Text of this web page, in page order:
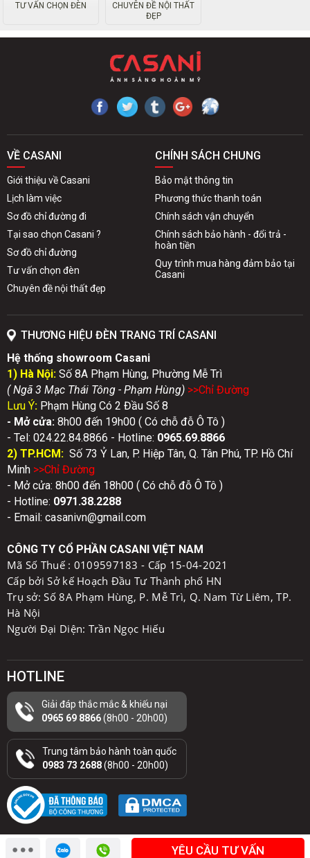
TƯ VẤN CHỌN ĐÈN
CHUYÊN ĐỀ NỘI THẤT
ĐẸP
VỀ CASANI
Giới thiệu về Casani
Lịch làm việc
Sơ đồ chỉ đường đi
Tại sao chọn Casani ?
Sơ đồ chỉ đường
Tư vấn chọn đèn
Chuyên đề nội thất đẹp
CHÍNH SÁCH CHUNG
Bảo mật thông tin
Phương thức thanh toán
Chính sách vận chuyển
Chính sách bảo hành - đổi trả -
hoàn tiền
Quy trình mua hàng đảm bảo tại
Casani
THƯƠNG HIỆU ĐÈN TRANG TRÍ CASANI
Hệ thống showroom Casani
1) Hà Nội: Số 8A Phạm Hùng, Phường Mễ Trì
( Ngã 3 Mạc Thái Tông - Phạm Hùng) >>Chỉ Đường
Lưu Ý: Phạm Hùng Có 2 Đầu Số 8
- Mở cửa: 8h00 đến 19h00 ( Có chỗ đỗ Ô Tô )
- Tel: 024.22.84.8866 - Hotline: 0965.69.8866
2) TP.HCM: Số 73 Ỷ Lan, P. Hiệp Tân, Q. Tân Phú, TP. Hồ Chí
Minh >>Chỉ Đường
- Mở cửa: 8h00 đến 18h00 ( Có chỗ đỗ Ô Tô )
- Hotline: 0971.38.2288
- Email: casanivn@gmail.com
CÔNG TY CỔ PHẦN CASANI VIỆT NAM
Mã Số Thuế : 0109597183 - Cấp 15-04-2021
Cấp bởi Sở kế Hoạch Đầu Tư Thành phố HN
Trụ sở: Số 8A Phạm Hùng, P. Mễ Trì, Q. Nam Từ Liêm, TP.
Hà Nội
Người Đại Diện: Trần Ngọc Hiếu
HOTLINE
Giải đáp thắc mắc & khiếu nại
0965 69 8866(8h00 - 20h00)
Trung tâm bảo hành toàn quốc
0983 73 2688(8h00 - 20h00)
YÊU CẦU TƯ VẤN